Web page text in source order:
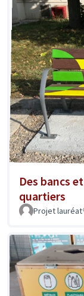
Des bancs
quartiers
Projet lauréat